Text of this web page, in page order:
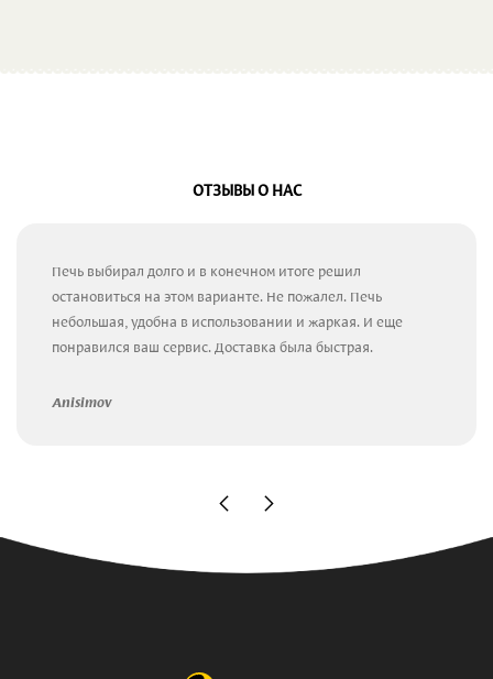
ОТЗЫВЫ О НАС
Печь выбирал долго и в конечном итоге решил
остановиться на этом варианте. Не пожалел. Печь
небольшая, удобна в использовании и жаркая. И еще
понравился ваш сервис. Доставка была быстрая.
Anisimov